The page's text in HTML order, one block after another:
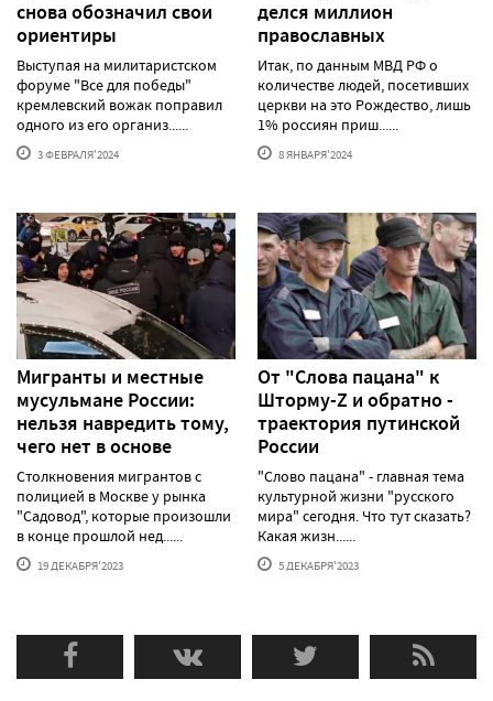
снова обозначил свои
ориентиры
Выступая на милитаристском
форуме "Все для победы"
кремлевский вожак поправил
одного из его организ......
3 ФЕВРАЛЯ'2024
делся миллион
православных
Итак, по данным МВД РФ о
количестве людей, посетивших
церкви на это Рождество, лишь
1% россиян приш......
8 ЯНВАРЯ'2024
Мигранты и местные
мусульмане России:
нельзя навредить тому,
чего нет в основе
Столкновения мигрантов с
полицией в Москве у рынка
"Садовод", которые произошли
в конце прошлой нед......
19 ДЕКАБРЯ'2023
От "Слова пацана" к
Шторму-Z и обратно -
траектория путинской
России
"Слово пацана" - главная тема
культурной жизни "русского
мира" сегодня. Что тут сказать?
Какая жизн......
5 ДЕКАБРЯ'2023